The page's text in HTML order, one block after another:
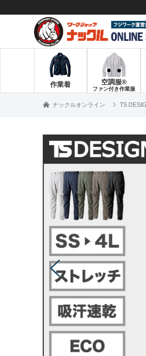
作業着 空調服®
ファン付き作業服
ナックルオンライン TS